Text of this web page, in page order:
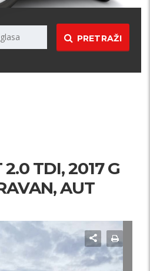
PRETRAŽI
TDI, 2017 G
AUT